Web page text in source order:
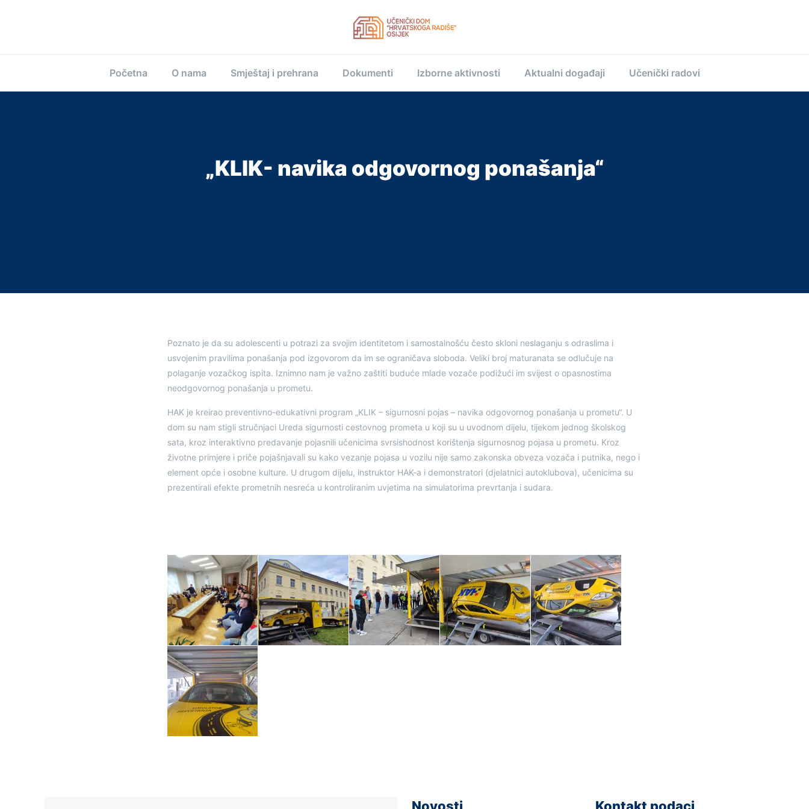
Početna O nama Smještaj i prehrana Dokumenti Izborne aktivnosti Aktualni događaji Učenički radovi
„KLIK- navika odgovornog ponašanja“
Poznato je da su adolescenti u potrazi za svojim identitetom i samostalnošću često skloni neslaganju s odraslima i
usvojenim pravilima ponašanja pod izgovorom da im se ograničava sloboda. Veliki broj maturanata se odlučuje na
polaganje vozačkog ispita. Iznimno nam je važno zaštiti buduće mlade vozače podižući im svijest o opasnostima
neodgovornog ponašanja u prometu.
HAK je kreirao preventivno-edukativni program „KLIK – sigurnosni pojas – navika odgovornog ponašanja u prometu“. U
dom su nam stigli stručnjaci Ureda sigurnosti cestovnog prometa u koji su u uvodnom dijelu, tijekom jednog školskog
sata, kroz interaktivno predavanje pojasnili učenicima svrsishodnost korištenja sigurnosnog pojasa u prometu. Kroz
životne primjere i priče pojašnjavali su kako vezanje pojasa u vozilu nije samo zakonska obveza vozača i putnika, nego i
element opće i osobne kulture. U drugom dijelu, instruktor HAK-a i demonstratori (djelatnici autoklubova), učenicima su
prezentirali efekte prometnih nesreća u kontroliranim uvjetima na simulatorima prevrtanja i sudara.